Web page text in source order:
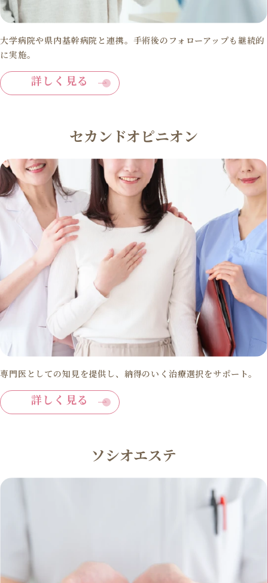
大学病院や県内基幹病院と連携。手術後のフォローアップも継続的
に実施。
詳しく見る
セカンドオピニオン
専門医としての知見を提供し、納得のいく治療選択をサポート。
詳しく見る
ソシオエステ